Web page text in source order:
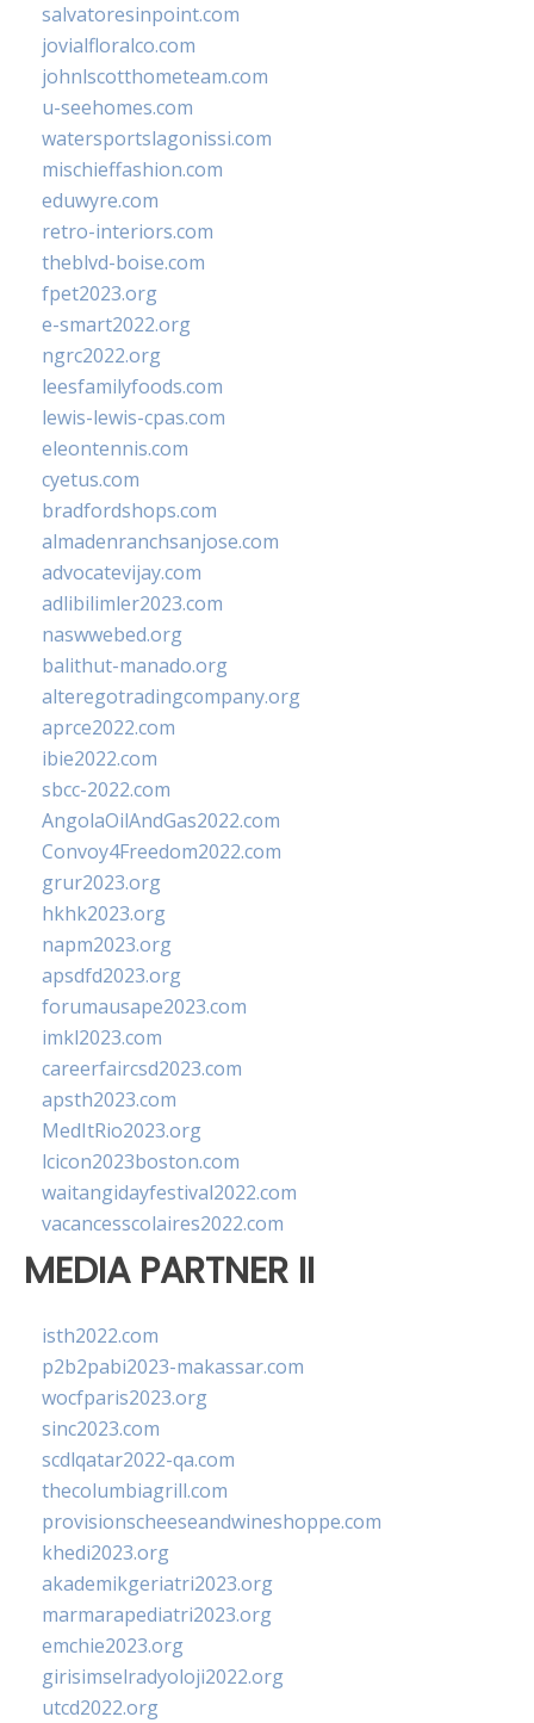
salvatoresinpoint.com
jovialfloralco.com
johnlscotthometeam.com
u-seehomes.com
watersportslagonissi.com
mischieffashion.com
eduwyre.com
retro-interiors.com
theblvd-boise.com
fpet2023.org
e-smart2022.org
ngrc2022.org
leesfamilyfoods.com
lewis-lewis-cpas.com
eleontennis.com
cyetus.com
bradfordshops.com
almadenranchsanjose.com
advocatevijay.com
adlibilimler2023.com
naswwebed.org
balithut-manado.org
alteregotradingcompany.org
aprce2022.com
ibie2022.com
sbcc-2022.com
AngolaOilAndGas2022.com
Convoy4Freedom2022.com
grur2023.org
hkhk2023.org
napm2023.org
apsdfd2023.org
forumausape2023.com
imkl2023.com
careerfaircsd2023.com
apsth2023.com
MedItRio2023.org
lcicon2023boston.com
waitangidayfestival2022.com
vacancesscolaires2022.com
MEDIA PARTNER II
isth2022.com
p2b2pabi2023-makassar.com
wocfparis2023.org
sinc2023.com
scdlqatar2022-qa.com
thecolumbiagrill.com
provisionscheeseandwineshoppe.com
khedi2023.org
akademikgeriatri2023.org
marmarapediatri2023.org
emchie2023.org
girisimselradyoloji2022.org
utcd2022.org